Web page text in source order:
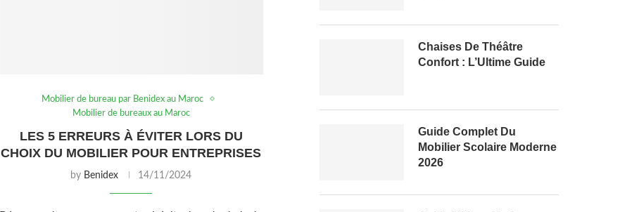
Mobilier de bureau par Benidex au Maroc
Mobilier de bureaux au Maroc
LES 5 ERREURS À ÉVITER LORS DU
CHOIX DU MOBILIER POUR ENTREPRISES
by Benidex 14/11/2024
Chaises De Théâtre
Confort : L’Ultime Guide
Guide Complet Du
Mobilier Scolaire Moderne
2026